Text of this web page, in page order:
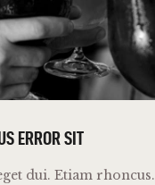
ERROR SIT
dui. Etiam rhoncus.